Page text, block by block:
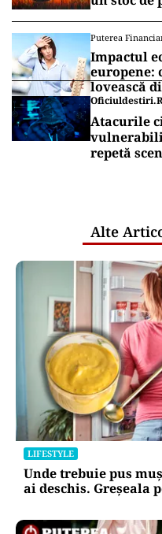
DEZVĂLUIRI
Nebenzia:
Klaus
Vrei să fii mereu la
Puterea.ro și pe
un stoc de
Puterea
Impactul
lovească
Atacurile
repetă
pentru
publice
Alte